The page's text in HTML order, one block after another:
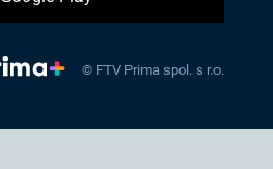
© FTV Prima spol. s r.o.